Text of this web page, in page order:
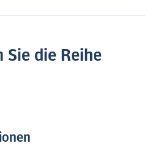
Sie die Reihe